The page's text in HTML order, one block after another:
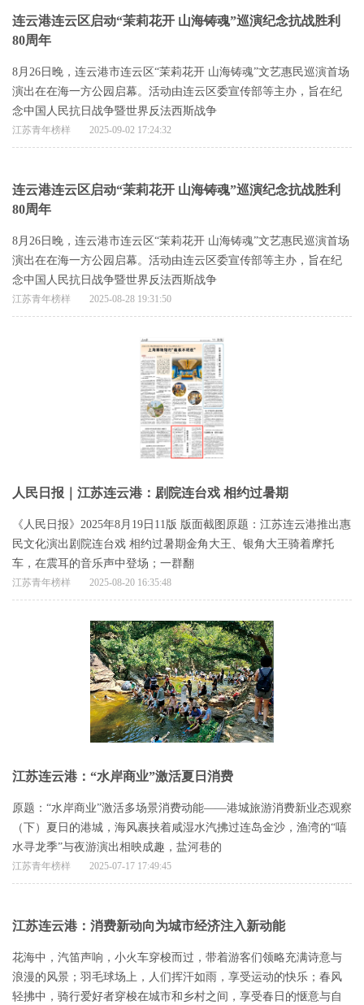
连云港连云区启动“茉莉花开 山海铸魂”巡演纪念抗战胜利
80周年
8月26日晚，连云港市连云区“茉莉花开 山海铸魂”文艺惠民巡演首场
演出在在海一方公园启幕。活动由连云区委宣传部等主办，旨在纪
念中国人民抗日战争暨世界反法西斯战争
江苏青年榜样 2025-09-02 17:24:32
连云港连云区启动“茉莉花开 山海铸魂”巡演纪念抗战胜利
80周年
8月26日晚，连云港市连云区“茉莉花开 山海铸魂”文艺惠民巡演首场
演出在在海一方公园启幕。活动由连云区委宣传部等主办，旨在纪
念中国人民抗日战争暨世界反法西斯战争
江苏青年榜样 2025-08-28 19:31:50
人民日报｜江苏连云港：剧院连台戏 相约过暑期
《人民日报》2025年8月19日11版 版面截图原题：江苏连云港推出惠
民文化演出剧院连台戏 相约过暑期金角大王、银角大王骑着摩托
车，在震耳的音乐声中登场；一群翻
江苏青年榜样 2025-08-20 16:35:48
江苏连云港：“水岸商业”激活夏日消费
原题：“水岸商业”激活多场景消费动能——港城旅游消费新业态观察
（下）夏日的港城，海风裹挟着咸湿水汽拂过连岛金沙，渔湾的“嘻
水寻龙季”与夜游演出相映成趣，盐河巷的
江苏青年榜样 2025-07-17 17:49:45
江苏连云港：消费新动向为城市经济注入新动能
花海中，汽笛声响，小火车穿梭而过，带着游客们领略充满诗意与
浪漫的风景；羽毛球场上，人们挥汗如雨，享受运动的快乐；春风
轻拂中，骑行爱好者穿梭在城市和乡村之间，享受春日的惬意与自